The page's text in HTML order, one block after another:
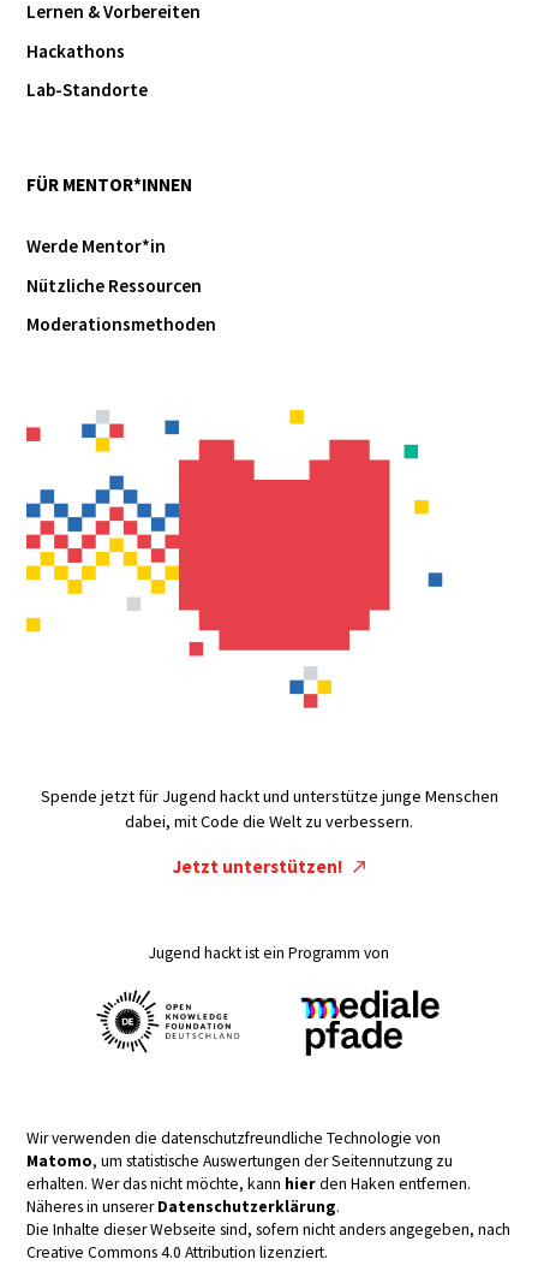
Lernen & Vorbereiten
Hackathons
Lab-Standorte
FÜR MENTOR*INNEN
Werde Mentor*in
Nützliche Ressourcen
Moderationsmethoden
Spende jetzt für Jugend hackt und unterstütze junge Menschen
dabei, mit Code die Welt zu verbessern.
Jetzt unterstützen!
Jugend hackt ist ein Programm von
Wir verwenden die datenschutzfreundliche Technologie von
Matomo, um statistische Auswertungen der Seitennutzung zu
erhalten. Wer das nicht möchte, kann hierden Haken entfernen.
Näheres in unsererDatenschutzerklärung.
Die Inhalte dieser Webseite sind, sofern nicht anders angegeben, nach
Creative Commons 4.0 Attribution lizenziert.